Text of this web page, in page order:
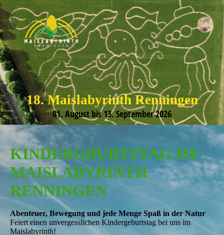
18. Maislabyrinth Renningen
01. August bis 13. September 2026
KINDERGBURTSTAG IM
MAISLABYRINTH
RENNINGEN
Abenteuer, Bewegung und jede Menge Spaß in der Natur
Feiert einen unvergesslichen Kindergeburtstag bei uns im
Maislabyrinth!